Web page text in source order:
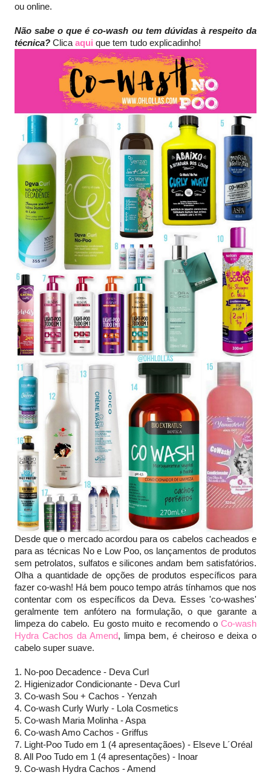
ou online.
Não sabe o que é co-wash ou tem dúvidas à respeito da
técnica? Clica aqui que tem tudo explicadinho!
Desde que o mercado acordou para os cabelos cacheados e
para as técnicas No e Low Poo, os lançamentos de produtos
sem petrolatos, sulfatos e silicones andam bem satisfatórios.
Olha a quantidade de opções de produtos específicos para
fazer co-wash! Há bem pouco tempo atrás tínhamos que nos
contentar com os específicos da Deva. Esses 'co-washes'
geralmente tem anfótero na formulação, o que garante a
limpeza do cabelo. Eu gosto muito e recomendo o Co-wash
Hydra Cachos da Amend, limpa bem, é cheiroso e deixa o
cabelo super suave.
1. No-poo Decadence - Deva Curl
2. Higienizador Condicionante - Deva Curl
3. Co-wash Sou + Cachos - Yenzah
4. Co-wash Curly Wurly - Lola Cosmetics
5. Co-wash Maria Molinha - Aspa
6. Co-wash Amo Cachos - Griffus
7. Light-Poo Tudo em 1 (4 apresentaçãoes) - Elseve L´Oréal
8. All Poo Tudo em 1 (4 apresentações) - Inoar
9. Co-wash Hydra Cachos - Amend